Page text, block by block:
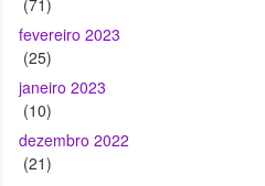
(71)
fevereiro 2023
(25)
janeiro 2023
(10)
dezembro 2022
(21)